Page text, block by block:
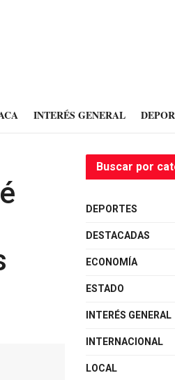
INTERÉS GENERAL
Buscar por
DEPORTES
DESTACADAS
ECONOMÍA
ESTADO
INTERÉS GENERAL
INTERNACIONAL
LOCAL